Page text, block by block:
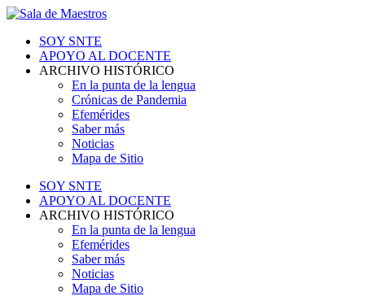
SOY SNTE
APOYO AL DOCENTE
ARCHIVO HISTÓRICO
En la punta de la lengua
Crónicas de Pandemia
Efemérides
Saber más
Noticias
Mapa de Sitio
SOY SNTE
APOYO AL DOCENTE
ARCHIVO HISTÓRICO
En la punta de la lengua
Efemérides
Saber más
Noticias
Mapa de Sitio